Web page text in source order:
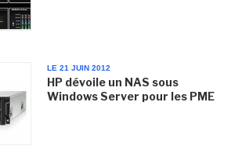
LE 21 JUIN 2012
HP dévoile un NAS sous
Windows Server pour les PME